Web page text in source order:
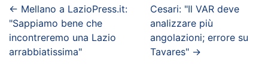
← Mellano a LazioPress.it:
"Sappiamo bene che
incontreremo una Lazio
arrabbiatissima"
Cesari: "Il VAR deve
analizzare più
angolazioni; errore su
Tavares"→